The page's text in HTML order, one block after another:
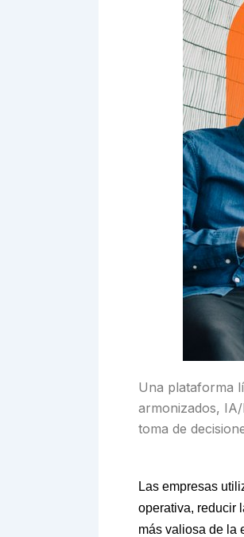
Una plataforma
armonizados,
toma de
Las empresas
operativa, reducir
más valiosa de la